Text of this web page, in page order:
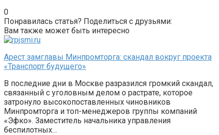
0
Понравилась статья? Поделиться с друзьями:
Вам также может быть интересно
Арест замглавы Минпромторга: скандал вокруг проекта
«Транспорт будущего»
В последние дни в Москве разразился громкий скандал,
связанный с уголовным делом о растрате, которое
затронуло высокопоставленных чиновников
Минпромторга и топ-менеджеров группы компаний
«Эфко». Заместитель начальника управления
беспилотных…